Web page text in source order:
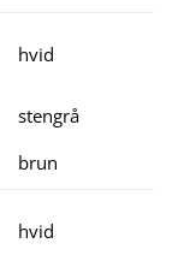
hvid
stengrå
brun
hvid